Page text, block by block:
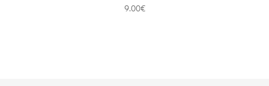
9.00€